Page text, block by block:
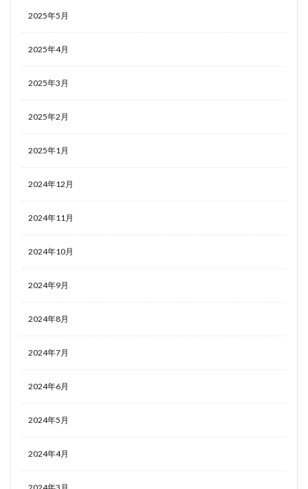
2025年5月
2025年4月
2025年3月
2025年2月
2025年1月
2024年12月
2024年11月
2024年10月
2024年9月
2024年8月
2024年7月
2024年6月
2024年5月
2024年4月